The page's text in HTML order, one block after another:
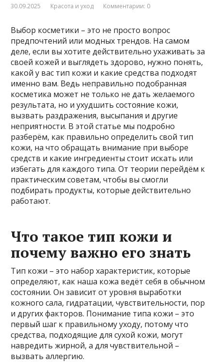
30.09.2025 Красота и уход Комментарии: 0
Выбор косметики – это не просто вопрос
предпочтений или модных трендов. На самом
деле, если вы хотите действительно ухаживать за
своей кожей и выглядеть здорово, нужно понять,
какой у вас тип кожи и какие средства подходят
именно вам. Ведь неправильно подобранная
косметика может не только не дать желаемого
результата, но и ухудшить состояние кожи,
вызвать раздражения, высыпания и другие
неприятности. В этой статье мы подробно
разберём, как правильно определить свой тип
кожи, на что обращать внимание при выборе
средств и какие ингредиенты стоит искать или
избегать для каждого типа. От теории перейдём к
практическим советам, чтобы вы смогли
подбирать продукты, которые действительно
работают.
Что такое тип кожи и
почему важно его знать
Тип кожи – это набор характеристик, которые
определяют, как наша кожа ведёт себя в обычном
состоянии. Он зависит от уровня выработки
кожного сала, гидратации, чувствительности, пор
и других факторов. Понимание типа кожи – это
первый шаг к правильному уходу, потому что
средства, подходящие для сухой кожи, могут
навредить жирной, а для чувствительной –
вызвать аллергию.